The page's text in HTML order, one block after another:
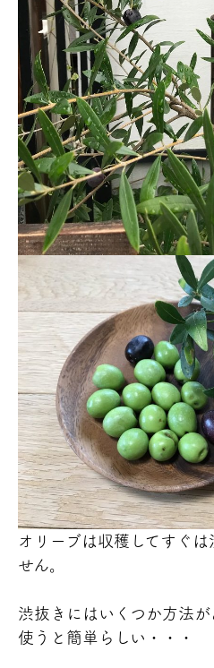
オリーブは収穫してすぐは
せん。
渋抜きにはいくつか方法
使うと簡単らしい・・・